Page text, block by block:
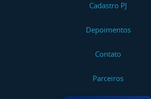
Cadastro PJ
Depoimentos
Contato
Parceiros